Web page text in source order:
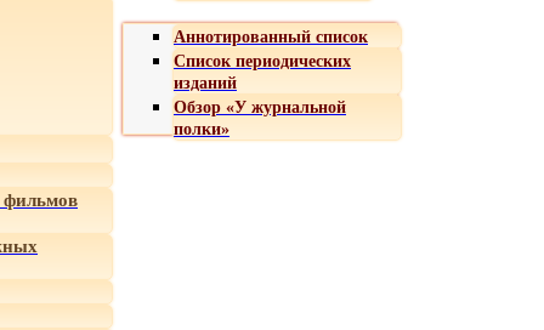
Аннотированный список
Список периодических
изданий
Обзор «У журнальной
полки»